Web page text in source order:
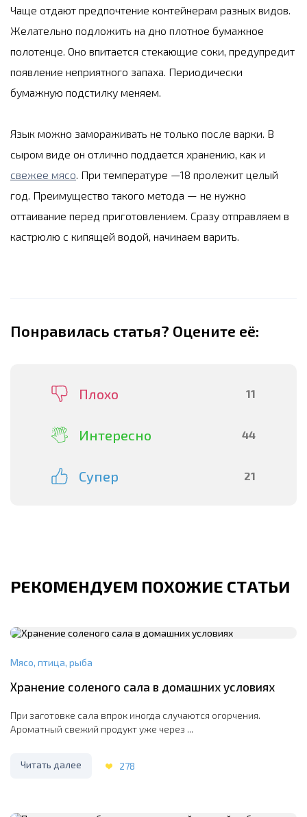
Чаще отдают предпочтение контейнерам разных видов.
Желательно подложить на дно плотное бумажное
полотенце. Оно впитается стекающие соки, предупредит
появление неприятного запаха. Периодически
бумажную подстилку меняем.
Язык можно замораживать не только после варки. В
сыром виде он отлично поддается хранению, как и
свежее мясо . При температуре —18 пролежит целый
год. Преимущество такого метода — не нужно
оттаивание перед приготовлением. Сразу отправляем в
кастрюлю с кипящей водой, начинаем варить.
Понравилась статья? Оцените её:
Плохо 11
Интересно 44
Супер 21
РЕКОМЕНДУЕМ ПОХОЖИЕ СТАТЬИ
Мясо, птица, рыба
Хранение соленого сала в домашних условиях
При заготовке сала впрок иногда случаются огорчения.
Ароматный свежий продукт уже через ...
Читать далее 278